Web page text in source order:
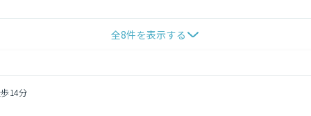
全8件を表示する
14分